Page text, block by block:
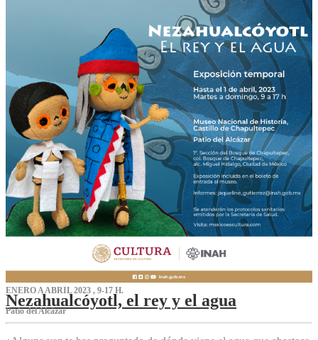
ENERO A ABRIL 2023 , 9-17 H.
Nezahualcóyotl, el rey y el agua
Patio del Alcázar